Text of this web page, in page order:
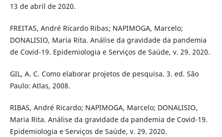
13 de abril de 2020.
FREITAS, André Ricardo Ribas; NAPIMOGA, Marcelo;
DONALISIO, Maria Rita. Análise da gravidade da pandemia
de Covid-19. Epidemiologia e Serviços de Saúde, v. 29. 2020.
GIL, A. C. Como elaborar projetos de pesquisa. 3. ed. São
Paulo: Atlas, 2008.
RIBAS, André Ricardo; NAPIMOGA, Marcelo; DONALISIO,
Maria Rita. Análise da gravidade da pandemia de Covid-19.
Epidemiologia e Serviços de Saúde, v. 29. 2020.